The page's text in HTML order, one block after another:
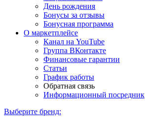
День рождения
Бонусы за отзывы
Бонусная программа
О маркетплейсе
Канал на YouTube
Группа ВКонтакте
Финансовые гарантии
Статьи
График работы
Обратная связь
Информационный посредник
Выберите бренд: